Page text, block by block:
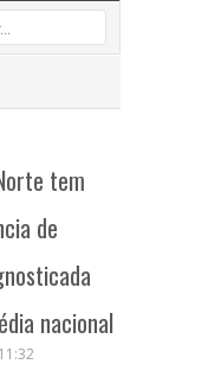
tem
de
nacional